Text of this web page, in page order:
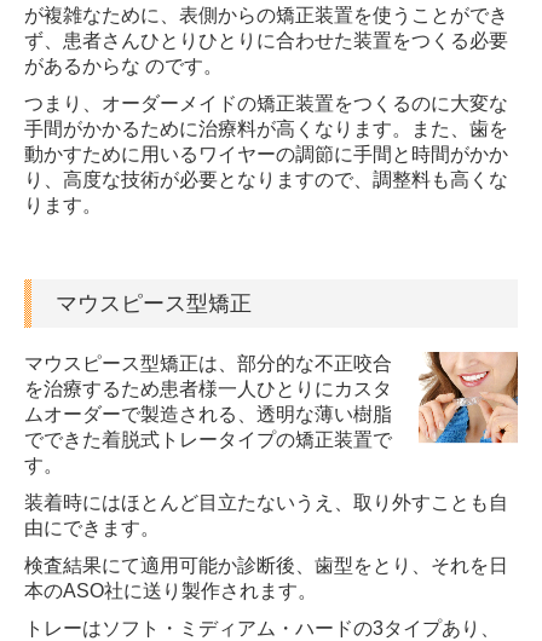
が複雑なために、表側からの矯正装置を使うことができ
ず、患者さんひとりひとりに合わせた装置をつくる必要
があるからな のです。
つまり、オーダーメイドの矯正装置をつくるのに大変な
手間がかかるために治療料が高くなります。また、歯を
動かすために用いるワイヤーの調節に手間と時間がかか
り、高度な技術が必要となりますので、調整料も高くな
ります。
マウスピース型矯正
マウスピース型矯正は、部分的な不正咬合
を治療するため患者様一人ひとりにカスタ
ムオーダーで製造される、透明な薄い樹脂
でできた着脱式トレータイプの矯正装置で
す。
装着時にはほとんど目立たないうえ、取り外すことも自
由にできます。
検査結果にて適用可能か診断後、歯型をとり、それを日
本のASO社に送り製作されます。
トレーはソフト・ミディアム・ハードの3タイプあり、